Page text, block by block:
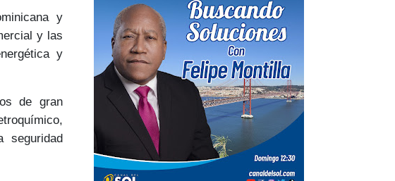
y
y las
y
de gran
seguridad